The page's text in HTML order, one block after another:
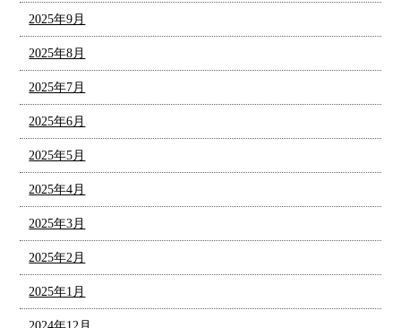
2025年9月
2025年8月
2025年7月
2025年6月
2025年5月
2025年4月
2025年3月
2025年2月
2025年1月